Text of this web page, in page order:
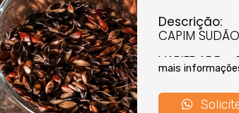
Descrição:
CAPIM SUDÃO
VARIEDADE: -
SOLO.
mais